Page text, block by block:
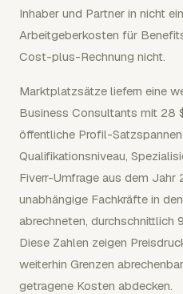
Inhaber und Partner in nicht
Arbeitgeberkosten für
Cost-plus-Rechnung nicht.
Marktplatzsätze liefern eine
Business Consultants mit 28
öffentliche Profil-Satzspannen
Qualifikationsniveau,
Fiverr-Umfrage aus dem Jahr
unabhängige Fachkräfte in
abrechneten, durchschnittlich
Diese Zahlen zeigen
weiterhin Grenzen
getragene Kosten abdecken.